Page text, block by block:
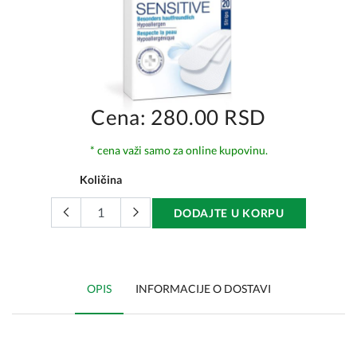
Cena: 280.00 RSD
* cena važi samo za online kupovinu.
Količina
DODAJTE U KORPU
OPIS INFORMACIJE O DOSTAVI